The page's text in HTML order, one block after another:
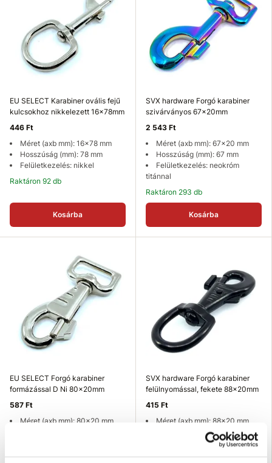
EU SELECT Karabiner ovális fejű
kulcsokhoz nikkelezett 16x78mm
446 Ft
Méret (axb mm): 16x78 mm
Hosszúság (mm): 78 mm
Felületkezelés: nikkel
Raktáron 92 db
Kosárba
SVX hardware Forgó karabiner
szivárványos 67x20mm
2 543 Ft
Méret (axb mm): 67x20 mm
Hosszúság (mm): 67 mm
Felületkezelés: neokróm
titánnal
Raktáron 293 db
Kosárba
EU SELECT Forgó karabiner
formázással D Ni 80x20mm
587 Ft
Méret (axb mm): 80x20 mm
SVX hardware Forgó karabiner
felülnyomással, fekete 88x20mm
415 Ft
Méret (axb mm): 88x20 mm
Magasság (mm): 88 mm
Felületkezelés: fekete